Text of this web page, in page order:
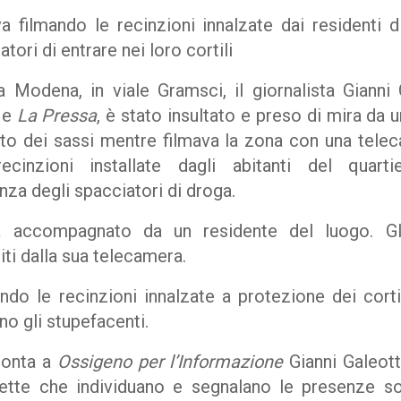
filmando le recinzioni innalzate dai residenti
di entrare nei loro cortili
Modena, in viale Gramsci, il giornalista Gianni
La Pressa, è stato insultato e preso di mira da
dei sassi mentre filmava la zona con una
installate dagli abitanti del
degli spacciatori di droga.
accompagnato da un residente del luogo.
dalla sua telecamera.
le recinzioni innalzate a protezione dei
gli stupefacenti.
a Ossigeno per l’InformazioneGianni
che individuano e segnalano le presenze